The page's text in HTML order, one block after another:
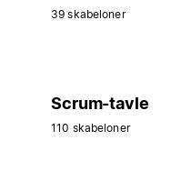
39 skabeloner
Scrum-tavle
110 skabeloner